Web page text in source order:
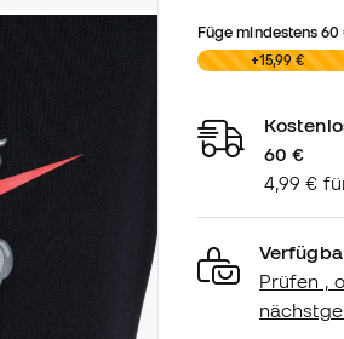
Füge mindestens60
0,00 € +15,99 €
60 €
4,99 €
Prüfen ,